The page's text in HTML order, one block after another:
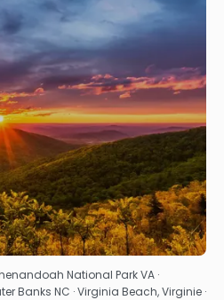
Afficher
National Park VA ·
Banks NC · Virginia Beach, Virginie ·